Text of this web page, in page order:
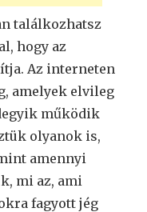
találkozhatsz
hogy az
Az interneten
amelyek elvileg
működik
olyanok is,
amennyi
mi az, ami
fagyott jég